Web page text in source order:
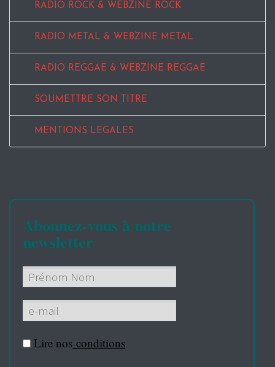
RADIO ROCK & WEBZINE ROCK
RADIO METAL & WEBZINE METAL
RADIO REGGAE & WEBZINE REGGAE
SOUMETTRE SON TITRE
MENTIONS LEGALES
Abonnez-vous à notre
newsletter
Lire nos conditions